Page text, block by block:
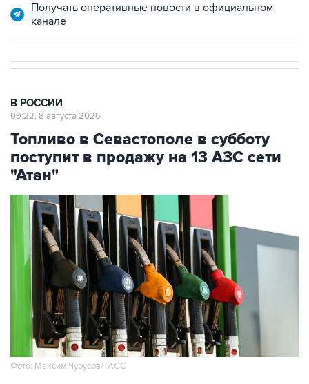
Получать оперативные новости в официальном
канале
В РОССИИ
09:22, 8 августа 2026
Топливо в Севастополе в субботу
поступит в продажу на 13 АЗС сети
"Атан"
Фото: Максим Чурусов/ТАСС